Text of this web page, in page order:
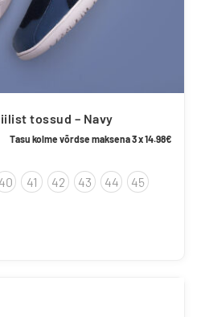
tossud – Navy
Tasu kolme võrdse maksena 3 x14.98€
40 41 42 43 44
45